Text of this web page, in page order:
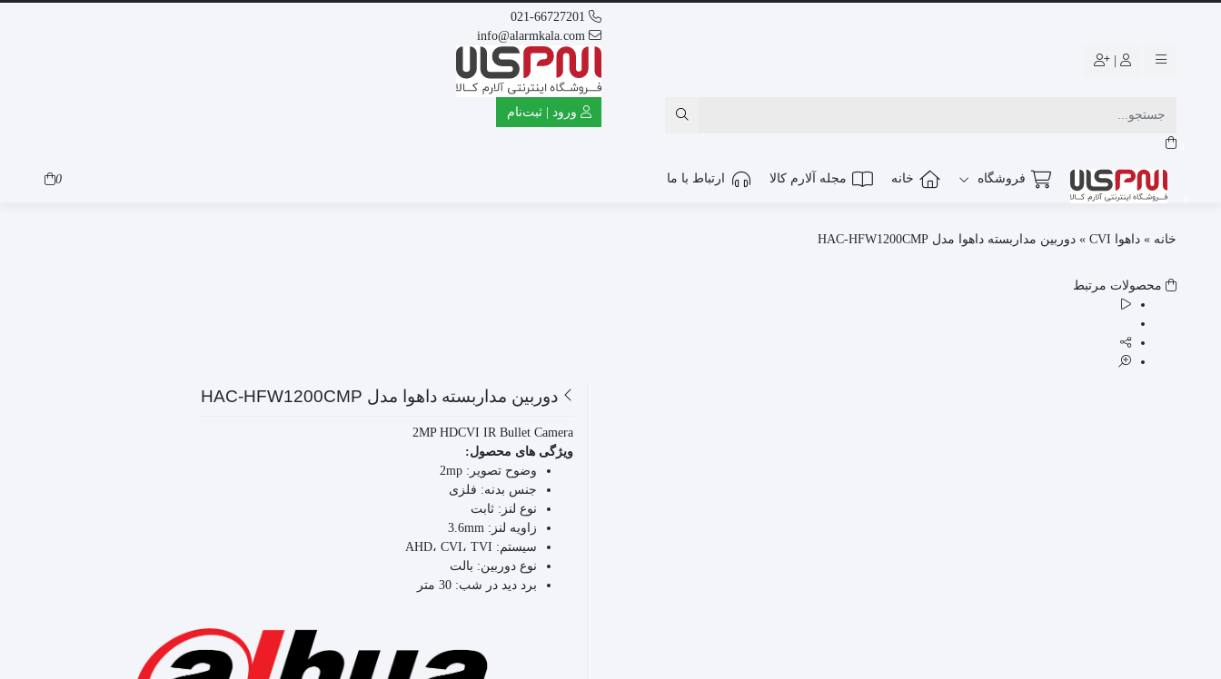
021-66727201
info@alarmkala.com
ورود | ثبت‌نام
فروشگاه خانه مجله آلارم کالا ارتباط با ما 0
خانه » داهوا CVI » دوربین مداربسته داهوا مدل HAC-HFW1200CMP
محصولات مرتبط
دوربین مداربسته داهوا مدل HAC-HFW1200CMP
2MP HDCVI IR Bullet Camera
ویژگی های محصول:
وضوح تصویر: 2mp
جنس بدنه: فلزی
نوع لنز: ثابت
زاویه لنز: 3.6mm
سیستم: AHD، CVI، TVI
نوع دوربین: بالت
برد دید در شب: 30 متر